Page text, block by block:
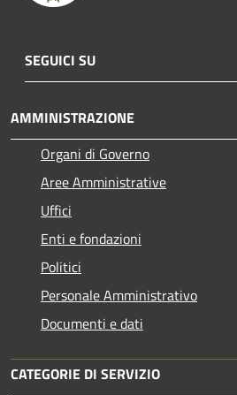
SEGUICI SU
AMMINISTRAZIONE
Organi di Governo
Aree Amministrative
Uffici
Enti e fondazioni
Politici
Personale Amministrativo
Documenti e dati
CATEGORIE DI SERVIZIO